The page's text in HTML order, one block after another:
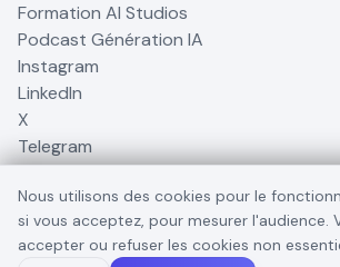
Formation AI Studios
Podcast Génération IA
Instagram
LinkedIn
X
Telegram
©2026BusinessDynamite
Nous utilisons des cookies pour le
si vous acceptez, pour mesurer l'audience.
accepter ou refuser les cookies non